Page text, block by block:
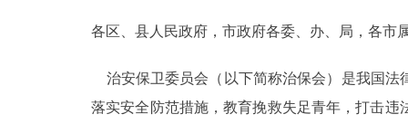
决策公开
政务服务
各区、县人民政府，市政府各委、办、局，各市
治安保卫委员会（以下简称治保会）是我国法
落实安全防范措施，教育挽救失足青年，打击